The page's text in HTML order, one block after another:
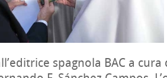
spagnola BAC a